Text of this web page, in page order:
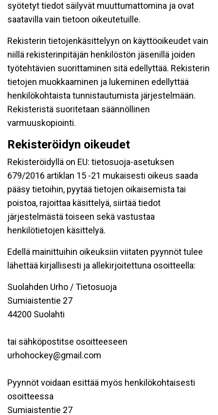
syötetyt tiedot säilyvät muuttumattomina ja ovat
saatavilla vain tietoon oikeutetuille.
Rekisterin tietojenkäsittelyyn on käyttöoikeudet vain
niillä rekisterinpitäjän henkilöstön jäsenillä joiden
työtehtävien suorittaminen sitä edellyttää. Rekisterin
tietojen muokkaaminen ja lukeminen edellyttää
henkilökohtaista tunnistautumista järjestelmään.
Rekisteristä suoritetaan säännöllinen
varmuuskopiointi.
Rekisteröidyn oikeudet
Rekisteröidyllä on EU: tietosuoja-asetuksen
679/2016 artiklan 15 -21 mukaisesti oikeus saada
pääsy tietoihin, pyytää tietojen oikaisemista tai
poistoa, rajoittaa käsittelyä, siirtää tiedot
järjestelmästä toiseen sekä vastustaa
henkilötietojen käsittelyä.
Edellä mainittuihin oikeuksiin viitaten pyynnöt tulee
lähettää kirjallisesti ja allekirjoitettuna osoitteella:
Suolahden Urho / Tietosuoja
Sumiaistentie 27
44200 Suolahti
tai sähköpostitse osoitteeseen
urhohockey@gmail.com
Pyynnöt voidaan esittää myös henkilökohtaisesti
osoitteessa
Sumiaistentie 27